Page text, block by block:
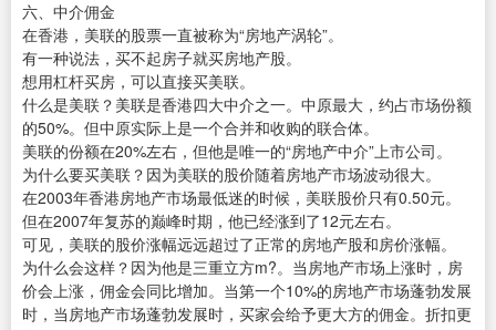
六、中介佣金
在香港，美联的股票一直被称为“房地产涡轮”。
有一种说法，买不起房子就买房地产股。
想用杠杆买房，可以直接买美联。
什么是美联？美联是香港四大中介之一。中原最大，约占市场份额
的50%。但中原实际上是一个合并和收购的联合体。
美联的份额在20%左右，但他是唯一的“房地产中介”上市公司。
为什么要买美联？因为美联的股价随着房地产市场波动很大。
在2003年香港房地产市场最低迷的时候，美联股价只有0.50元。
但在2007年复苏的巅峰时期，他已经涨到了12元左右。
可见，美联的股价涨幅远远超过了正常的房地产股和房价涨幅。
为什么会这样？因为他是三重立方m?。当房地产市场上涨时，房
价会上涨，佣金会同比增加。当第一个10%的房地产市场蓬勃发展
时，当房地产市场蓬勃发展时，买家会给予更大方的佣金。折扣更